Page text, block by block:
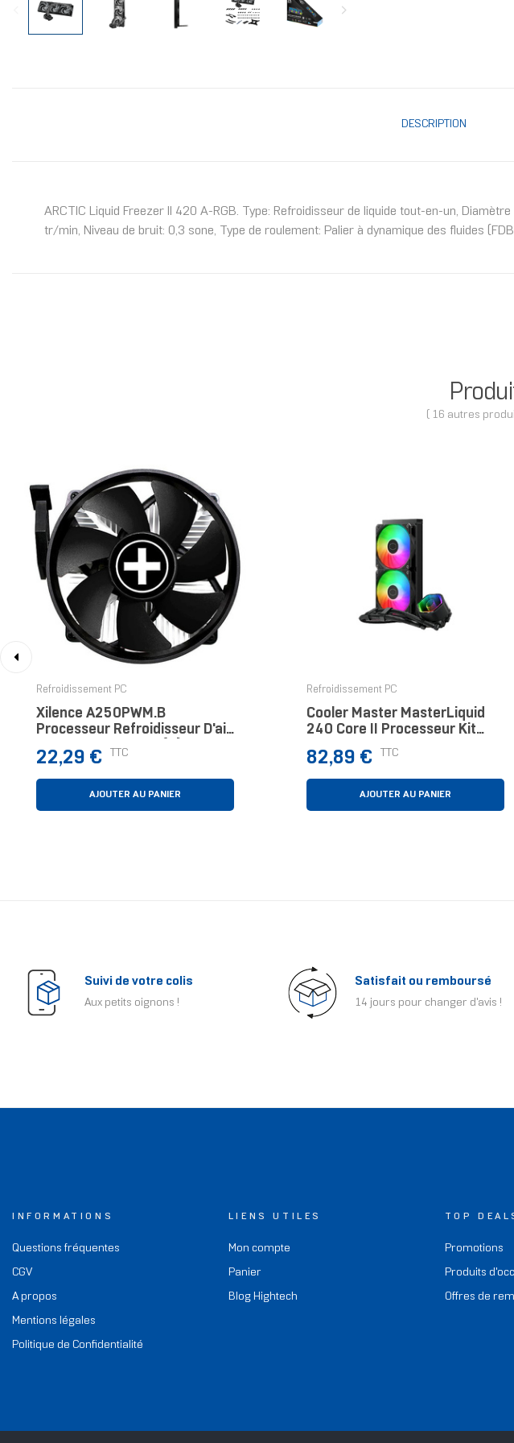
DESCRIPTION
ARCTIC Liquid Freezer II 420 A-RGB. Type: Refroidisseur de liquide tout-en-un,
tr/min, Niveau de bruit: 0,3 sone, Type de roulement: Palier à dynamique des fluides
( 16 autres
Refroidissement PC
Xilence A250PWM.B
Processeur Refroidisseur D'air
9,2 Cm Noir 1 Pièce(s)
Prix
22,29 € TTC
AJOUTER AU PANIER
Refroidissement PC
Cooler Master MasterLiquid
240 Core II Processeur Kit
Watercooling 12 Cm Noir
Prix
82,89 € TTC
AJOUTER AU PANIER
Suivi de votre colis
Aux petits oignons !
Satisfait ou remboursé
14 jours pour changer d'avis !
INFORMATIONS
Questions fréquentes
CGV
A propos
Mentions légales
Politique de Confidentialité
LIENS UTILES
Mon compte
Panier
Blog Hightech
TOP
Promotions
Produits
Offres de